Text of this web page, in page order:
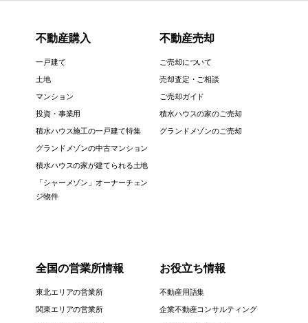
不動産購入
一戸建て
土地
マンション
投資・事業用
積水ハウス施工の一戸建て特集
グランドメゾンの中古マンション
積水ハウスの家が建てられる土地
「シャーメゾン」オーナーチェン
ジ物件
不動産売却
ご売却について
売却査定・ご相談
ご売却ガイド
積水ハウスの家のご売却
グランドメゾンのご売却
全国の営業所情報
東北エリアの営業所
関東エリアの営業所
お役立ち情報
不動産用語集
企業不動産コンサルティング